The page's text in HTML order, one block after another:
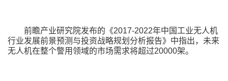
前瞻产业研究院发布的《2017-2022年中国工业无人机
行业发展前景预测与投资战略规划分析报告》中指出，未来
无人机在整个警用领域的市场需求将超过20000架。